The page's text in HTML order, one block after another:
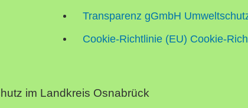
Transparenz gGmbH
Cookie-Richtlinie (EU) Cookie-
im Landkreis Osnabrück